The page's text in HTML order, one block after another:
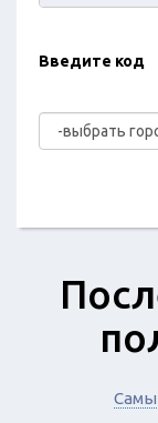
Введите код